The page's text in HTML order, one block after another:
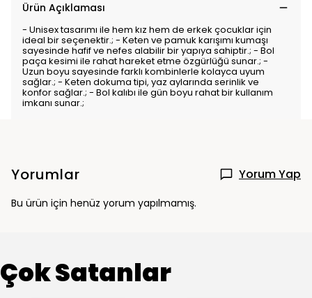
Ürün Açıklaması
- Unisex tasarımı ile hem kız hem de erkek çocuklar için
ideal bir seçenektir.; - Keten ve pamuk karışımı kumaşı
sayesinde hafif ve nefes alabilir bir yapıya sahiptir.; - Bol
paça kesimi ile rahat hareket etme özgürlüğü sunar.; -
Uzun boyu sayesinde farklı kombinlerle kolayca uyum
sağlar.; - Keten dokuma tipi, yaz aylarında serinlik ve
konfor sağlar.; - Bol kalıbı ile gün boyu rahat bir kullanım
imkanı sunar.;
Yorumlar Yorum Yap
Bu ürün için henüz yorum yapılmamış.
Çok Satanlar